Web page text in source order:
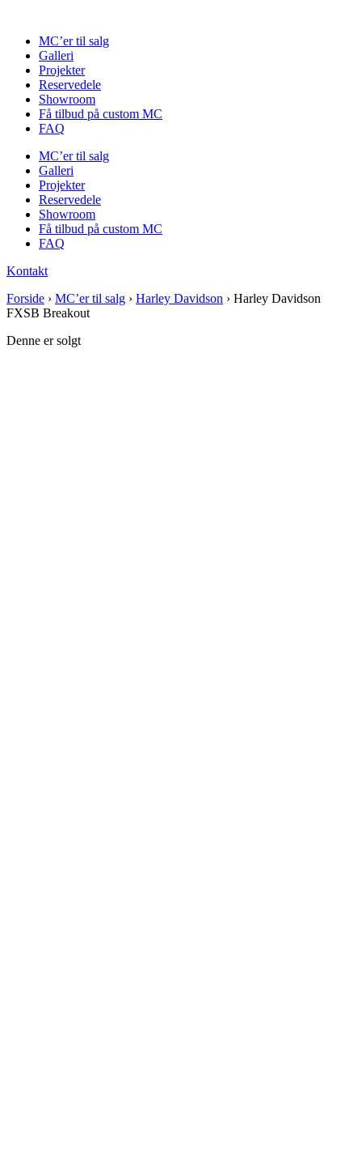
indholdMC’er til salg
Galleri
Projekter
Reservedele
Showroom
Få tilbud på custom MC
FAQ
MC’er til salg
Galleri
Projekter
Reservedele
Showroom
Få tilbud på custom MC
FAQ
Kontakt
Forside › MC’er til salg › Harley Davidson › Harley Davidson
FXSB Breakout
Denne er solgt